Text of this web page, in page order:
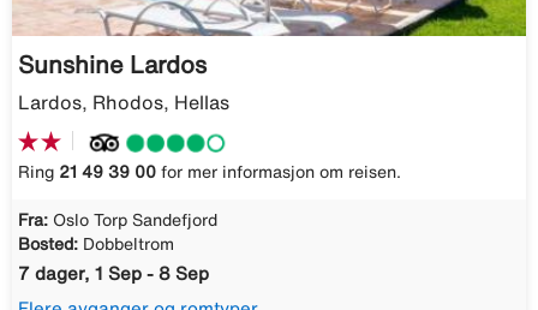
Sunshine Lardos
Lardos, Rhodos, Hellas
Ring 21 49 39 00 for mer informasjon om reisen.
Fra: Oslo Torp Sandefjord
Bosted: Dobbeltrom
7 dager, 1 Sep - 8 Sep